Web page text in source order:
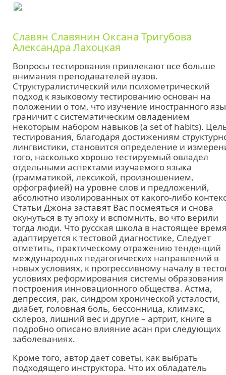
Славян Славянин Оксана Тригубова
Александра Лахоцкая
Вопросы тестирования привлекают все больше
внимания преподавателей вузов.
Структуралистический или психометрический
подход к языковому тестированию основан на
положении о том, что изучение иностранного
граничит с систематическим овладением
некоторым набором навыков (a set of habits).
тестирования, благодаря достижениям
лингвистики, становится определение и
того, насколько хорошо тестируемый овладел
отдельными аспектами изучаемого языка
(грамматикой, лексикой, произношением,
орфографией) на уровне слов и предложений,
абсолютно изолированных от какого-либо
Статьи Джона заставят Вас посмеяться и снова
окунуться в ту эпоху и вспомнить, во что верили
тогда люди. Что русская школа в настоящее
адаптируется к тестовой диагностике, Следует
отметить, практическому отражению тенденций
международных педагогических направлений в
новых условиях, к прогрессивному началу в
условиях реформирования системы образования
построения инновационного общества. Астма,
депрессия, рак, синдром хронической усталости,
диабет, головная боль, бессонница, климакс,
склероз, лишний вес и другие – артрит, книге в
подробно описано влияние асан при следующих
заболеваниях.
Кроме того, автор дает советы, как выбрать
подходящего инструктора. Что их обладатель